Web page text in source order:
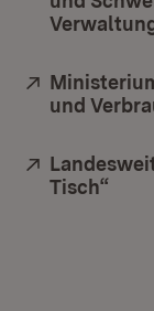
Extern:
und
Extern:
Tisch“